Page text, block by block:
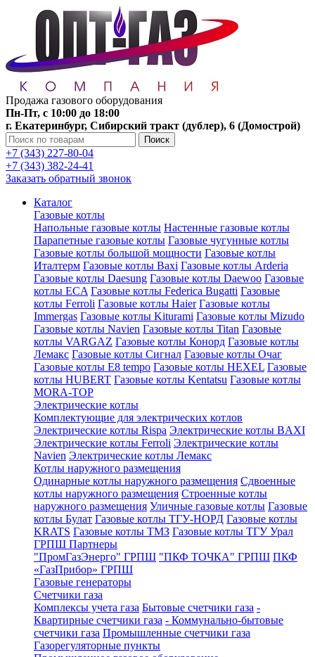
Продажа газового оборудования
Пн-Пт, с 10:00 до 18:00
г. Екатеринбург, Сибирский тракт (дублер), 6 (Домострой)
Поиск
+7 (343) 227-80-04
+7 (343) 382-24-41
Заказать обратный звонок
Каталог
Газовые котлы
Напольные газовые котлы Настенные газовые котлы
Парапетные газовые котлы Газовые чугунные котлы
Газовые котлы большой мощности Газовые котлы
Италтерм Газовые котлы Baxi Газовые котлы Arderia
Газовые котлы Daesung Газовые котлы Daewoo Газовые
котлы ECA Газовые котлы Federica Bugatti Газовые
котлы Ferroli Газовые котлы Haier Газовые котлы
Immergas Газовые котлы Kiturami Газовые котлы Mizudo
Газовые котлы Navien Газовые котлы Titan Газовые
котлы VARGAZ Газовые котлы Конорд Газовые котлы
Лемакс Газовые котлы Сигнал Газовые котлы Очаг
Газовые котлы E8 tempo Газовые котлы HEXEL Газовые
котлы HUBERT Газовые котлы Kentatsu Газовые котлы
MORA-TOP
Электрические котлы
Комплектующие для электрических котлов
Электрические котлы Rispa Электрические котлы BAXI
Электрические котлы Ferroli Электрические котлы
Navien Электрические котлы Лемакс
Котлы наружного размещения
Одинарные котлы наружного размещения Сдвоенные
котлы наружного размещения Строенные котлы
наружного размещения Уличные газовые котлы Газовые
котлы Булат Газовые котлы ТГУ-НОРД Газовые котлы
KRATS Газовые котлы ТМЗ Газовые котлы ТГУ Урал
ГРПШ Партнеры
"ПромГазЭнерго" ГРПШ "ПКФ ТОЧКА" ГРПШ ПКФ
«ГазПрибор» ГРПШ
Газовые генераторы
Счетчики газа
Комплексы учета газа Бытовые счетчики газа -
Квартирные счетчики газа - Коммунально-бытовые
счетчики газа Промышленные счетчики газа
Газорегуляторные пункты